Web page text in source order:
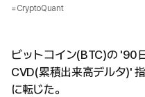
=CryptoQuant
ビットコイン(BTC)の '90
CVD(累積出来高デルタ)'
に転じた。